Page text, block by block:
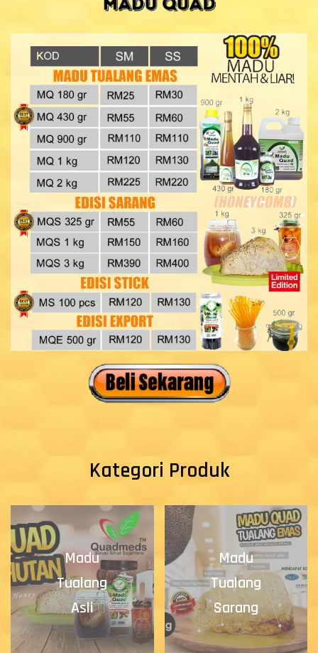
Kategori Produk
Madu
Tualang
Asli
Madu
Tualang
Sarang